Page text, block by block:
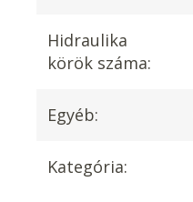
Hidraulika
körök száma:
Egyéb:
Kategória: